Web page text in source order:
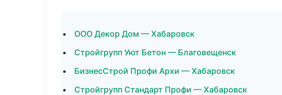
ООО Декор Дом — Хабаровск
Стройгрупп Уют Бетон — Благовещенск
БизнесСтрой Профи Архи — Хабаровск
Стройгрупп Стандарт Профи — Хабаровск